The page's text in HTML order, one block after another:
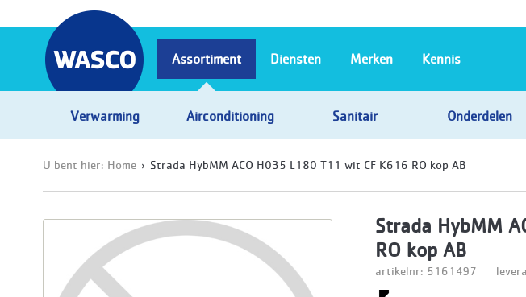
Assortiment
Verwarming Airconditioning Sanitair Onderdelen
Diensten Merken Kennis
U bent hier: Home Strada HybMM ACO H035 L180 T11 wit CF K616 RO kop AB
Strada HybMM
RO kop AB
artikelnr: 5161497